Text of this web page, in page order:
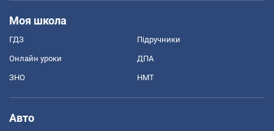
Моя школа
ГДЗ Підручники
Онлайн уроки ДПА
ЗНО НМТ
Авто